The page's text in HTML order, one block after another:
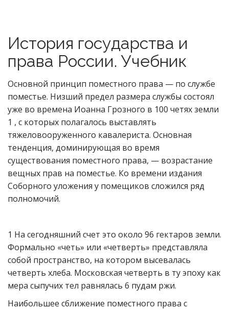
История государства и
права России. Учебник
Основной принцип поместного права — по службе
поместье. Низший предел размера службы состоял
уже во времена Иоанна Грозного в 100 четях земли
1 , с которых полагалось выставлять
тяжеловооруженного кавалериста. Основная
тенденция, доминирующая во время
существования поместного права, — возрастание
вещных прав на поместье. Ко времени издания
Соборного уложения у помещиков сложился ряд
полномочий.
1 На сегодняшний счет это около 96 гектаров земли.
Формально «четь» или «четверть» представляла
собой пространство, на котором высевалась
четверть хлеба. Московская четверть в ту эпоху как
мера сыпучих тел равнялась 6 пудам ржи.
Наибольшее сближение поместного права с